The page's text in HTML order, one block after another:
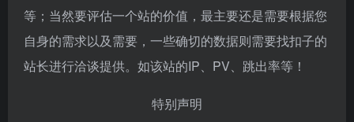
等；当然要评估一个站的价值，最主要还是需要根据您
自身的需求以及需要，一些确切的数据则需要找扣子的
站长进行洽谈提供。如该站的IP、PV、跳出率等！
特别声明